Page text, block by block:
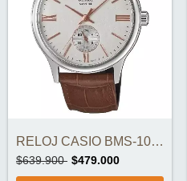
RELOJ CASIO BMS-100L-5AV ORIGINAL
$639.900 $479.000